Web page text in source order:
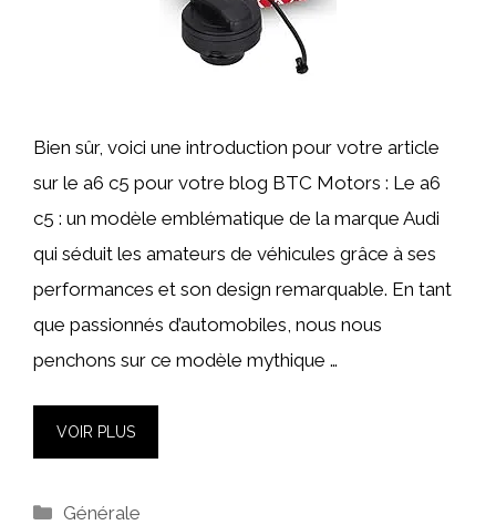
Bien sûr, voici une introduction pour votre article
sur le a6 c5 pour votre blog BTC Motors : Le a6
c5 : un modèle emblématique de la marque Audi
qui séduit les amateurs de véhicules grâce à ses
performances et son design remarquable. En tant
que passionnés d’automobiles, nous nous
penchons sur ce modèle mythique …
VOIR PLUS
Catégories
Générale